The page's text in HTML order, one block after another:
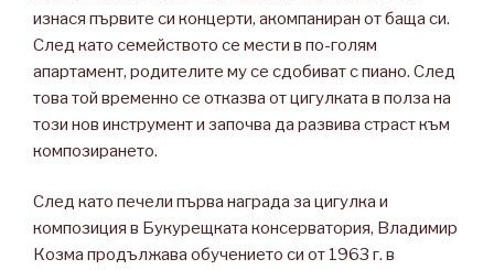
изнася първите си концерти, акомпаниран от баща си.
След като семейството се мести в по-голям
апартамент, родителите му се сдобиват с пиано. След
това той временно се отказва от цигулката в полза на
този нов инструмент и започва да развива страст към
композирането.
След като печели първа награда за цигулка и
композиция в Букурещката консерватория, Владимир
Козма продължава обучението си от 1963 г. в